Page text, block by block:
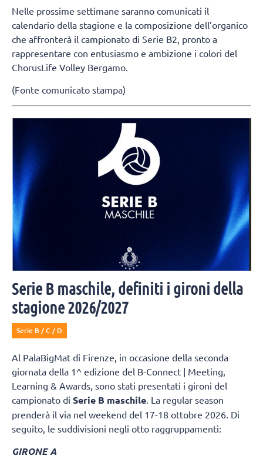
Nelle prossime settimane saranno comunicati il
calendario della stagione e la composizione dell’organico
che affronterà il campionato di Serie B2, pronto a
rappresentare con entusiasmo e ambizione i colori del
ChorusLife Volley Bergamo.
(Fonte comunicato stampa)
Serie B maschile, definiti i gironi della
stagione 2026/2027
Serie B / C / D
Al PalaBigMat di Firenze, in occasione della seconda
giornata della 1^ edizione del B-Connect | Meeting,
Learning & Awards, sono stati presentati i gironi del
campionato di Serie B maschile . La regular season
prenderà il via nel weekend del 17-18 ottobre 2026. Di
seguito, le suddivisioni negli otto raggruppamenti:
GIRONE A